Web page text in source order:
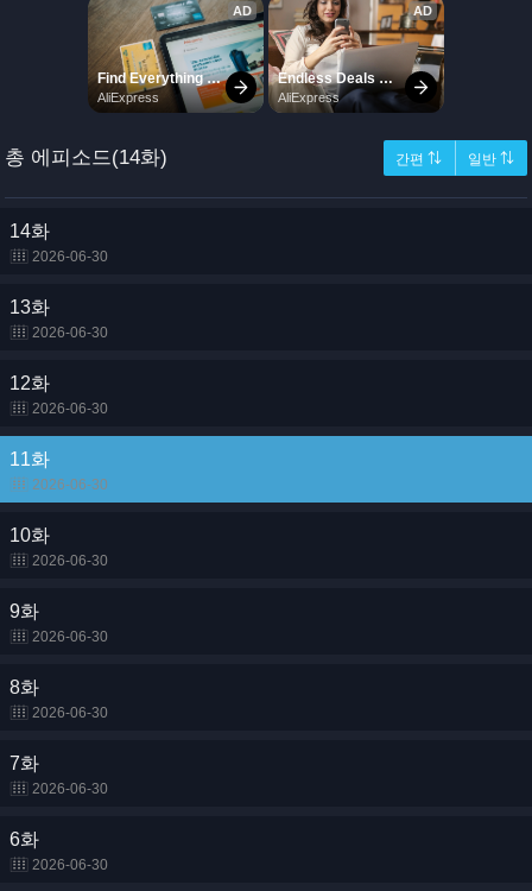
총 에피소드(14화) 간편 ⇅ 일반 ⇅
14화
2026-06-30
13화
2026-06-30
12화
2026-06-30
11화
2026-06-30
10화
2026-06-30
9화
2026-06-30
8화
2026-06-30
7화
2026-06-30
6화
2026-06-30